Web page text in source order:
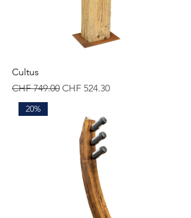
Cultus
Standardpreis
CHF 749.00 Sale-Preis
CHF 524.30
20%